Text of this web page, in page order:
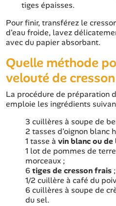
tiges épaisses.
Pour finir, transférez le
d'eau froide, lavez
avec du papier absorbant.
Quelle méthode
velouté de
La procédure de préparation
emploie les ingrédients
3 cuillères à soupe de
2 tasses d'oignon blanc
1 tasse à vin blanc ou
1 lot de pommes de
morceaux ;
6tiges de cresson frais ;
1/2 cuillère à café du
6 cuillères à soupe de
du sel.